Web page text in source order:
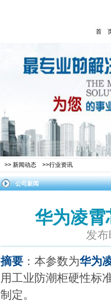
首
>> 新闻动态 >>行业资讯
公司新闻
华为凌霄
发
摘要 ：本参数为华为
用工业防潮柜硬性标
制定。